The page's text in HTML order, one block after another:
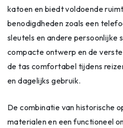
katoen en biedt voldoende
benodigdheden zoals een
sleutels en andere persoonlijke
compacte ontwerp en de
de tas comfortabel tijdens
en dagelijks gebruik.
De combinatie van historische
materialen en een functioneel